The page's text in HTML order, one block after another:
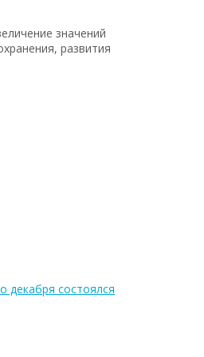
значений
развития
декабря состоялся